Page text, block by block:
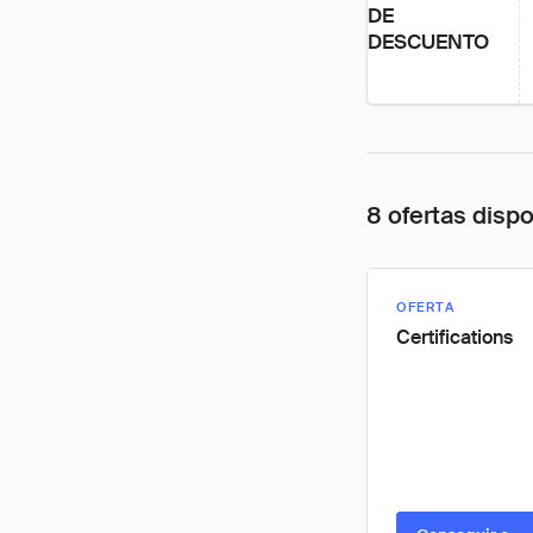
DE
DESCUENTO
8 ofertas
OFERTA
Certifications